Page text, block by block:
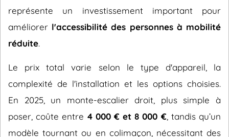
représente un investissement important pour
améliorer l'accessibilité des personnes à mobilité
réduite.
Le prix total varie selon le type d'appareil, la
complexité de l'installation et les options choisies.
En 2025, un monte-escalier droit, plus simple à
poser, coûte entre 4 000 € et 8 000 € , tandis qu’un
modèle tournant ou en colimaçon, nécessitant des